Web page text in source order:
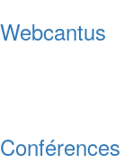
Webcantus
Conférences